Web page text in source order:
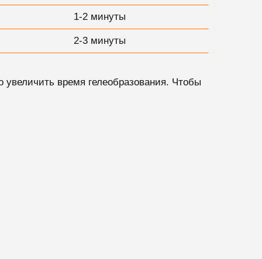
1-2 минуты
2-3 минуты
время гелеобразования. Чтобы